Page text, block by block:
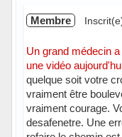
Membre
Un grand médecin
une vidéo
quelque soit votre
vraiment être
vraiment courage.
desafenetre. Une